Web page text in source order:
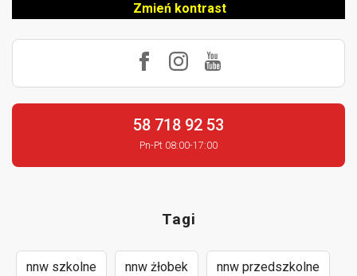
Zmień kontrast
58 718 92 53
Pn-Pt 08:00-17:00
Tagi
nnw szkolne nnw żłobek nnw przedszkolne